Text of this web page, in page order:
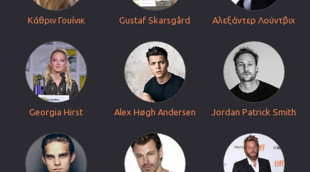
Κάθριν Γουίνικ Gustaf Skarsgård Αλεξάντερ Λούντβιχ
Georgia Hirst Alex Høgh Andersen Jordan Patrick Smith